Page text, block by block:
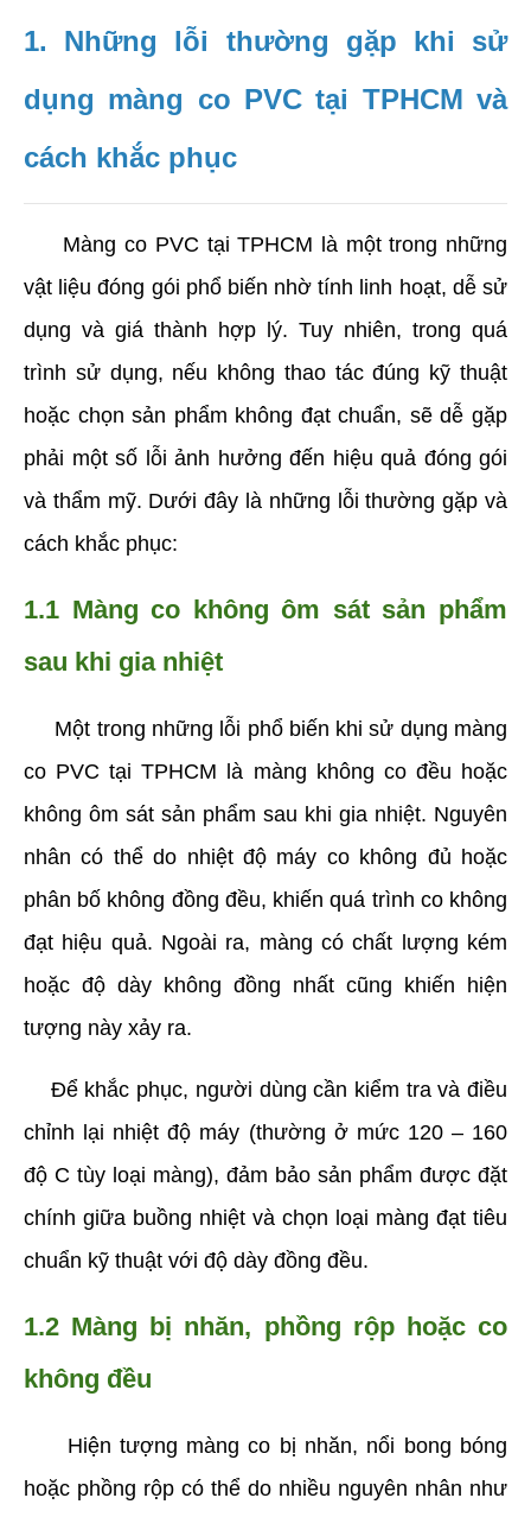
1. Những lỗi thường gặp khi sử
dụng màng co PVC tại TPHCM và
cách khắc phục
Màng co PVC tại TPHCM là một trong những
vật liệu đóng gói phổ biến nhờ tính linh hoạt, dễ sử
dụng và giá thành hợp lý. Tuy nhiên, trong quá
trình sử dụng, nếu không thao tác đúng kỹ thuật
hoặc chọn sản phẩm không đạt chuẩn, sẽ dễ gặp
phải một số lỗi ảnh hưởng đến hiệu quả đóng gói
và thẩm mỹ. Dưới đây là những lỗi thường gặp và
cách khắc phục:
1.1 Màng co không ôm sát sản phẩm
sau khi gia nhiệt
Một trong những lỗi phổ biến khi sử dụng màng
co PVC tại TPHCM là màng không co đều hoặc
không ôm sát sản phẩm sau khi gia nhiệt. Nguyên
nhân có thể do nhiệt độ máy co không đủ hoặc
phân bố không đồng đều, khiến quá trình co không
đạt hiệu quả. Ngoài ra, màng có chất lượng kém
hoặc độ dày không đồng nhất cũng khiến hiện
tượng này xảy ra.
Để khắc phục, người dùng cần kiểm tra và điều
chỉnh lại nhiệt độ máy (thường ở mức 120 – 160
độ C tùy loại màng), đảm bảo sản phẩm được đặt
chính giữa buồng nhiệt và chọn loại màng đạt tiêu
chuẩn kỹ thuật với độ dày đồng đều.
1.2 Màng bị nhăn, phồng rộp hoặc co
không đều
Hiện tượng màng co bị nhăn, nổi bong bóng
hoặc phồng rộp có thể do nhiều nguyên nhân như